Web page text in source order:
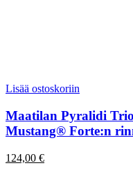
Lisää ostoskoriin
Maatilan Pyralidi
Mustang® Forte:n
124,00 €